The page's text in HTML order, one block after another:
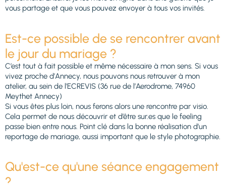
vous partage et que vous pouvez envoyer à tous vos invités.
Est-ce possible de se rencontrer avant
le jour du mariage ?
C’est tout à fait possible et même nécessaire à mon sens. Si vous
vivez proche d’Annecy, nous pouvons nous retrouver à mon
atelier, au sein de l’ECREVIS (36 rue de l’Aerodrome, 74960
Meythet Annecy)
Si vous êtes plus loin, nous ferons alors une rencontre par visio.
Cela permet de nous découvrir et d’être sur.es que le feeling
passe bien entre nous. Point clé dans la bonne réalisation d’un
reportage de mariage, aussi important que le style photographie.
Qu'est-ce qu'une séance engagement
?